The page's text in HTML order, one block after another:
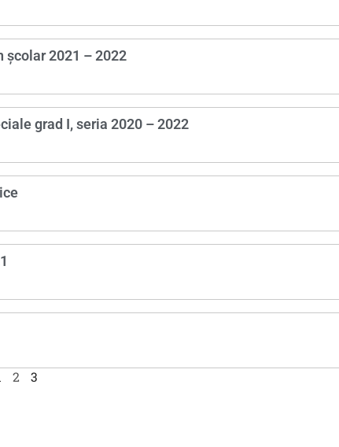
școlar 2021 – 2022
grad I, seria 2020 – 2022
2 3